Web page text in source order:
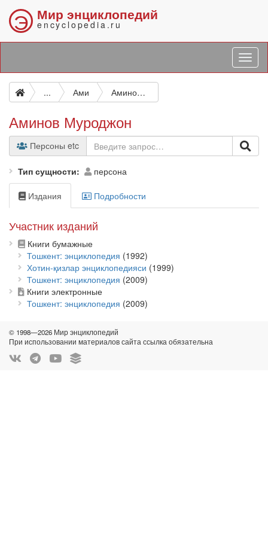
Э Мир энциклопедий
encyclopedia.ru
... Ами Аминов Муроджон
Аминов Муроджон
Персоны etc
Тип сущности персона
Издания Подробности
Участник изданий
Книги бумажные
Тошкент: энциклопедия (1992)
Хотин-қизлар энциклопедияси (1999)
Тошкент: энциклопедия (2009)
Книги электронные
Тошкент: энциклопедия (2009)
© 1998—2026 Мир энциклопедий
При использовании материалов сайта ссылка обязательна